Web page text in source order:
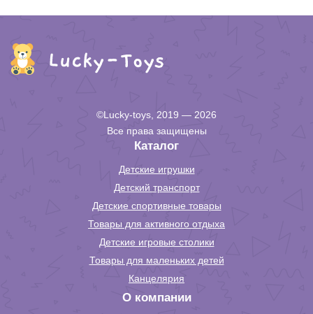
©Lucky-toys, 2019 — 2026
Все права защищены
Каталог
Детские игрушки
Детский транспорт
Детские спортивные товары
Товары для активного отдыха
Детские игровые столики
Товары для маленьких детей
Канцелярия
О компании